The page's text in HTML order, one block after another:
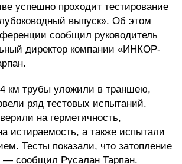
успешно проходит тестирование
выпуск». Об этом
сообщил руководитель
директор компании «ИНКОР-
4 км трубы уложили в траншею,
ряд тестовых испытаний.
на герметичность,
истираемость, а также испытали
Тесты показали, что затопление
— сообщил Русалан Тарпан.